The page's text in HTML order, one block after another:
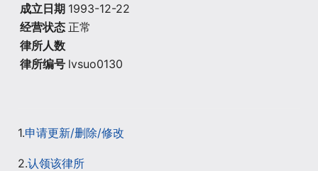
成立日期 1993-12-22
经营状态 正常
律所人数
律所编号 lvsuo0130
1.申请更新/删除/修改
2.认领该律所